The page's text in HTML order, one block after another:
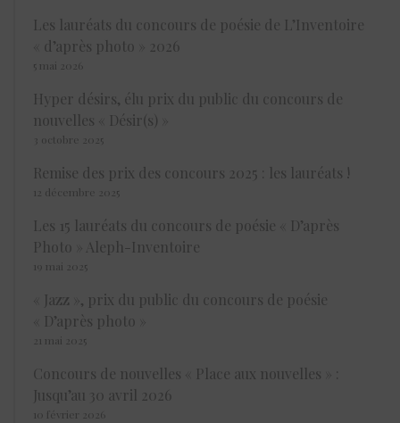
Les lauréats du concours de poésie de L’Inventoire
« d’après photo » 2026
5 mai 2026
Hyper désirs, élu prix du public du concours de
nouvelles « Désir(s) »
3 octobre 2025
Remise des prix des concours 2025 : les lauréats !
12 décembre 2025
Les 15 lauréats du concours de poésie « D’après
Photo » Aleph-Inventoire
19 mai 2025
« Jazz », prix du public du concours de poésie
« D’après photo »
21 mai 2025
Concours de nouvelles « Place aux nouvelles » :
Jusqu’au 30 avril 2026
10 février 2026